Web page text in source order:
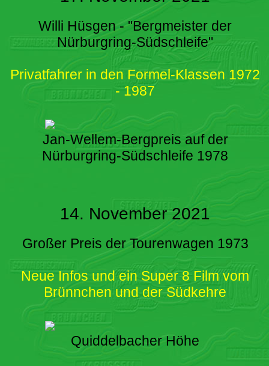
Willi Hüsgen - "Bergmeister der
Nürburgring-Südschleife"
Privatfahrer in den Formel-Klassen 1972
- 1987
Jan-Wellem-Bergpreis auf der
Nürburgring-Südschleife 1978
14. November 2021
Großer Preis der Tourenwagen 1973
Neue Infos und ein Super 8 Film vom
Brünnchen und der Südkehre
Quiddelbacher Höhe